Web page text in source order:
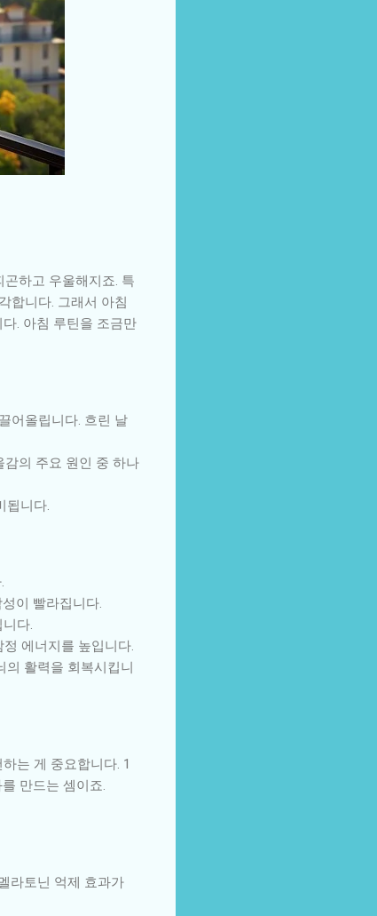
곤하고 우울해지죠. 특
합니다. 그래서 아침
. 아침 루틴을 조금만
어올립니다. 흐린 날
감의 주요 원인 중 하나
됩니다.
이 빨라집니다.
다.
에너지를 높입니다.
활력을 회복시킵니
는 게 중요합니다. 1
만드는 셈이죠.
라토닌 억제 효과가